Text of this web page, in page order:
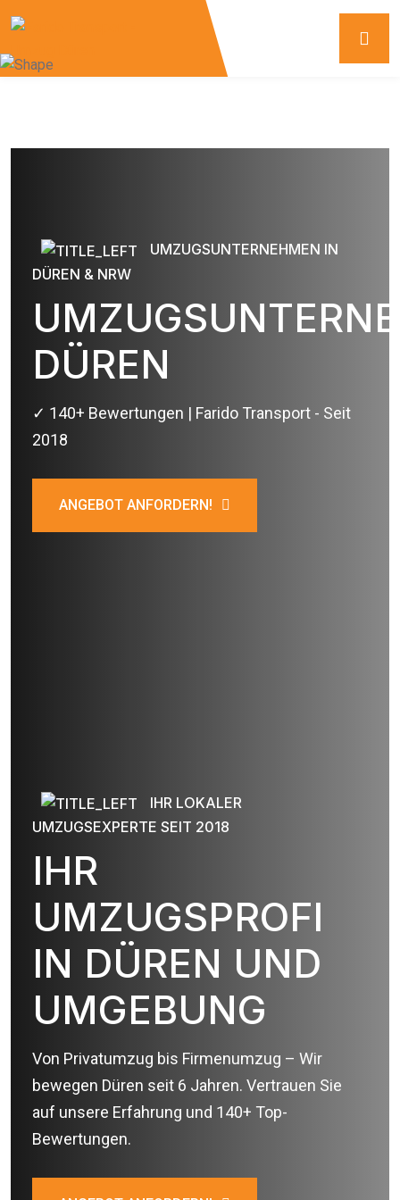
UMZUGSUNTERNEHMEN IN
DÜREN & NRW
DÜREN
✓ 140+ Bewertungen | Farido Transport - Seit
2018
ANGEBOT ANFORDERN!
IHR LOKALER
UMZUGSEXPERTE SEIT 2018
IHR
UMZUGSPROFI
IN DÜREN UND
UMGEBUNG
Von Privatumzug bis Firmenumzug – Wir
bewegen Düren seit 6 Jahren. Vertrauen Sie
auf unsere Erfahrung und 140+ Top-
Bewertungen.